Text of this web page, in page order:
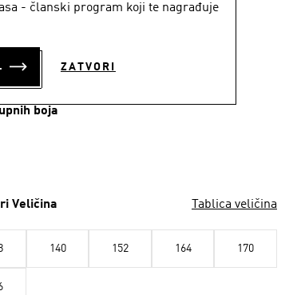
- članski program koji te nagrađuje
ZATVORI
HLAČE
boja
Veličina Tablica veličina
140 152 164 170